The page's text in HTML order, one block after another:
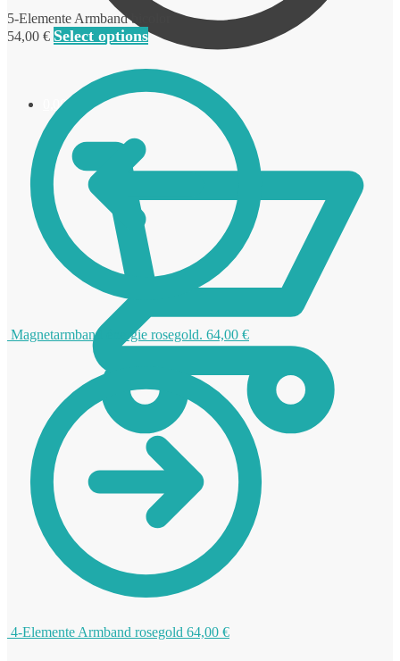
0,00
5-Elemente Armband bicolor
54,00 € Select options
Magnetarmband énergie rosegold. 64,00 €
4-Elemente Armband rosegold 64,00 €